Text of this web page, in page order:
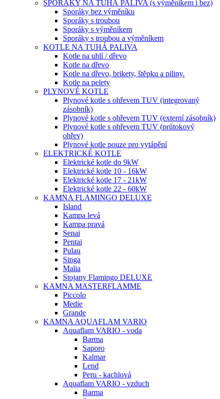
SPORÁKY NA TUHÁ PALIVA (s výměníkem i bez)
Sporáky bez výměníku
Sporáky s troubou
Sporáky s výměníkem
Sporáky s troubou a výměníkem
KOTLE NA TUHÁ PALIVA
Kotle na uhlí / dřevo
Kotle na dřevo
Kotle na dřevo, brikety, štěpku a piliny.
Kotle na pelety
PLYNOVÉ KOTLE
Plynové kotle s ohřevem TUV (integrovaný
zásobník)
Plynové kotle s ohřevem TUV (externí zásobník)
Plynové kotle s ohřevem TUV (průtokový
ohřev)
Plynové kotle pouze pro vytápění
ELEKTRICKÉ KOTLE
Elektrické kotle do 9kW
Elektrické kotle 10 - 16kW
Elektrické kotle 17 - 21kW
Elektrické kotle 22 - 60kW
KAMNA FLAMINGO DELUXE
Island
Kampa levá
Kampa pravá
Senai
Pentai
Pulau
Singa
Malia
Stojany Flamingo DELUXE
KAMNA MASTERFLAMME
Piccolo
Medie
Grande
KAMNA AQUAFLAM VARIO
Aquaflam VARIO - voda
Barma
Saporo
Kalmar
Lend
Peru - kachlová
Aquaflam VARIO - vzduch
Barma